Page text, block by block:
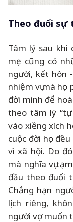
Theo đuổi sự
Tâm lý sau khi
mẹ cũng có
người, kết hôn
nhiệm vụ mà
đời mình để
theo tâm lý
vào xiềng xích
cuộc đời họ
vì xã hội. Do
mà nghĩa vụ
đầu theo đuổi
Chẳng hạn
lịch riêng,
người vợ muốn